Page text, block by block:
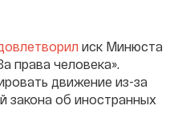
иск Минюста
права человека».
движение из-за
закона об иностранных